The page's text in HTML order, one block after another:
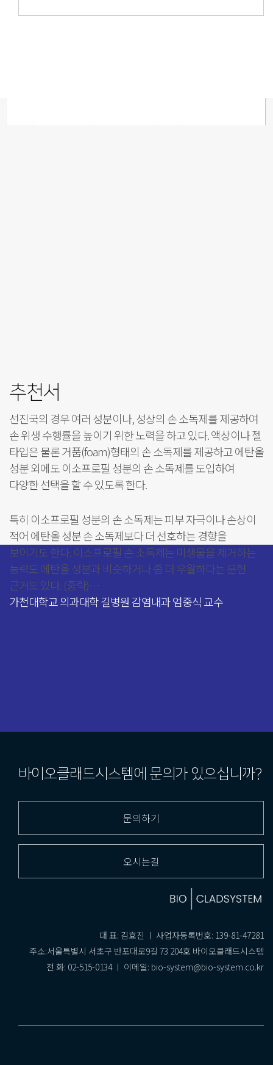
추천서
선진국의 경우 여러 성분이나, 성상의 손 소독제를 제공하여
손 위생 수행률을 높이기 위한 노력을 하고 있다. 액상이나 젤
타입은 물론 거품(foam)형태의 손 소독제를 제공하고 에탄올
성분 외에도 이소프로필 성분의 손 소독제를 도입하여
다양한 선택을 할 수 있도록 한다.
특히 이소프로필 성분의 손 소독제는 피부 자극이나 손상이
적어 에탄올 성분 손 소독제보다 더 선호하는 경향을
보이기도 한다. 이소프로필 손 소독제는 미생물을 제거하는
능력도 에탄올 성분과 비슷하거나 좀 더 우월하다는 문헌
근거도 있다. (중략)…
가천대학교 의과대학 길병원 감염내과 엄중식 교수
바이오클래드시스템에 문의가 있으십니까?
문의하기
오시는길
대 표: 김효진 ㅣ 사업자등록번호: 139-81-47281
주소:서울특별시 서초구 반포대로9길 73 204호 바이오클래드시스템
전 화: 02-515-0134 ㅣ 이메일: bio-system@bio-system.co.kr